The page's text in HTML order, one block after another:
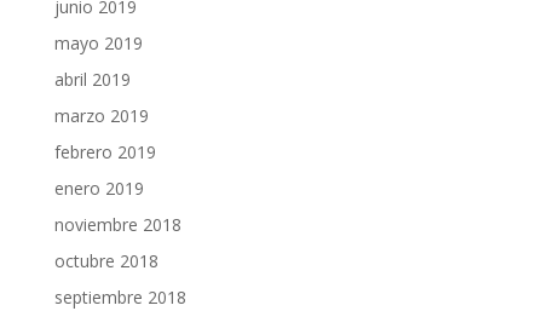
junio 2019
mayo 2019
abril 2019
marzo 2019
febrero 2019
enero 2019
noviembre 2018
octubre 2018
septiembre 2018